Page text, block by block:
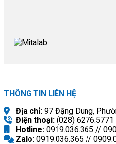
THÔNG TIN LIÊN HỆ
Địa chỉ: 97 Đặng Dung,
Điện thoại: (028) 6276.5771
Hotline: 0919.036.365 //
Zalo: 0919.036.365 //